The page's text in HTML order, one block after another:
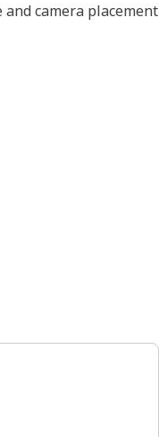
camera placement